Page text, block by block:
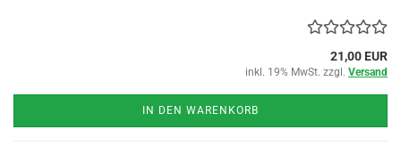
21,00 EUR
inkl. 19% MwSt. zzgl. Versand
IN DEN WARENKORB